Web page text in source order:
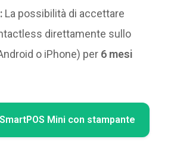
La possibilità di accettare
direttamente sullo
o iPhone) per 6 mesi
Mini con stampante